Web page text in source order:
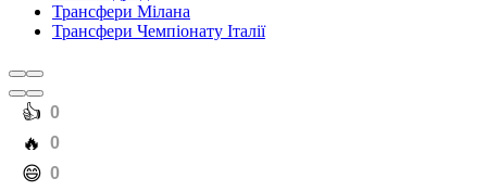
Трансфери Мілана
Трансфери Чемпіонату Італії
️👍 0
️🔥 0
️😄 0